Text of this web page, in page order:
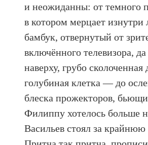
и неожиданны: от темного
в котором мерцает изнутри
бамбук, отвернутый от
включённого телевизора,
наверху, грубо
голубиная клетка — до
блеска прожекторов,
Филиппу хотелось больше
Васильев стоял за крайнюю